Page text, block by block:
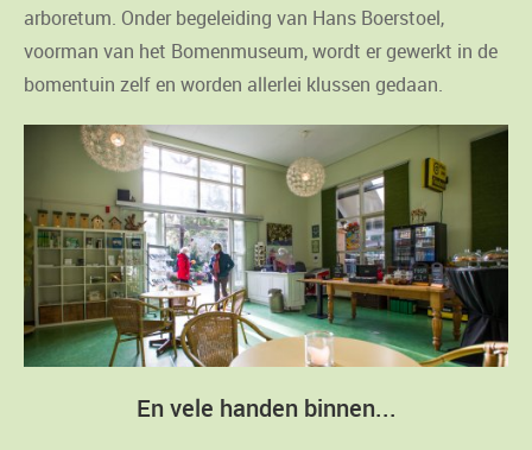
arboretum. Onder begeleiding van Hans Boerstoel,
voorman van het Bomenmuseum, wordt er gewerkt in de
bomentuin zelf en worden allerlei klussen gedaan.
En vele handen binnen...